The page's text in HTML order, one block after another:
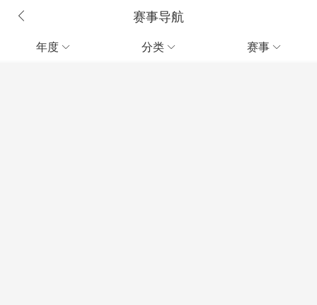
赛事导航
年度  分类  赛事 